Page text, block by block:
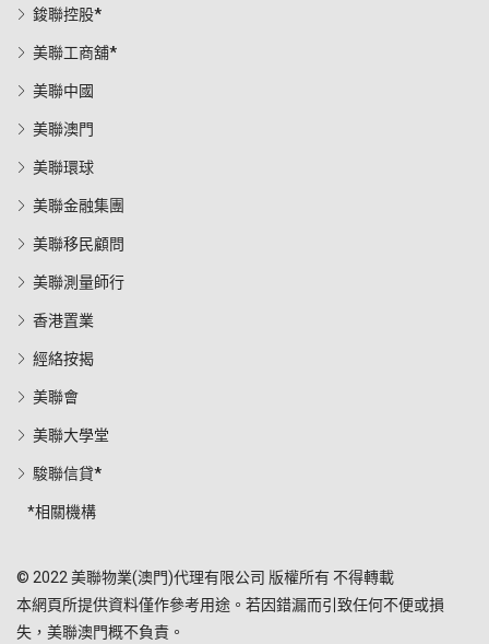
鋑聯控股*
美聯工商舖*
美聯中國
美聯澳門
美聯環球
美聯金融集團
美聯移民顧問
美聯測量師行
香港置業
經絡按揭
美聯會
美聯大學堂
駿聯信貸*
*相關機構
© 2022 美聯物業(澳門)代理有限公司 版權所有 不得轉載
本網頁所提供資料僅作參考用途。若因錯漏而引致任何不便或損
失，美聯澳門概不負責。